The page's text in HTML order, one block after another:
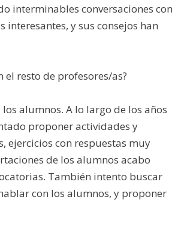
interminables conversaciones con
y sus consejos han
resto de profesores/as?
alumnos. A lo largo de los años
proponer actividades y
ejercicios con respuestas muy
de los alumnos acabo
También intento buscar
con los alumnos, y proponer